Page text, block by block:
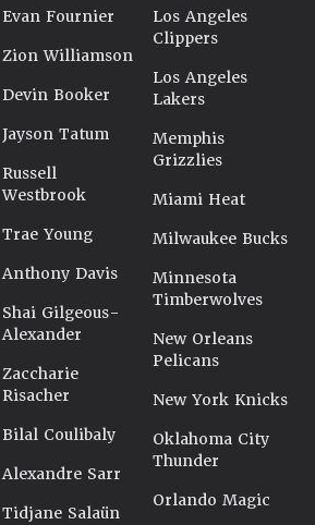
Evan Fournier
Zion Williamson
Devin Booker
Jayson Tatum
Russell
Westbrook
Trae Young
Anthony Davis
Shai Gilgeous-
Alexander
Zaccharie
Risacher
Bilal Coulibaly
Alexandre Sarr
Tidjane Salaün
Los Angeles
Clippers
Los Angeles
Lakers
Memphis
Grizzlies
Miami Heat
Milwaukee Bucks
Minnesota
Timberwolves
New Orleans
Pelicans
New York Knicks
Oklahoma City
Thunder
Orlando Magic